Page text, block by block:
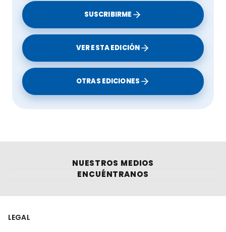
SUSCRIBIRME
VER ESTA EDICIÓN
OTRAS EDICIONES
NUESTROS MEDIOS
ENCUÉNTRANOS
LEGAL